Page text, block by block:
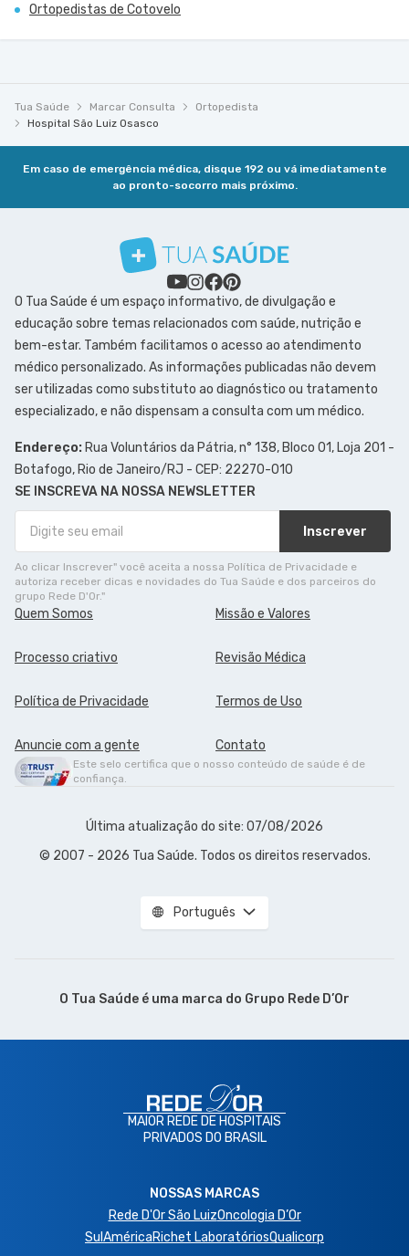
Ortopedistas de Cotovelo
Tua Saúde Marcar Consulta
Ortopedista
Hospital São Luiz Osasco
Em caso de emergência médica, disque 192 ou vá imediatamente
ao pronto-socorro mais próximo.
O Tua Saúde é um espaço informativo, de divulgação e
educação sobre temas relacionados com saúde, nutrição e
bem-estar. Também facilitamos o acesso ao atendimento
médico personalizado. As informações publicadas não devem
ser utilizadas como substituto ao diagnóstico ou tratamento
especializado, e não dispensam a consulta com um médico.
Endereço: Rua Voluntários da Pátria, n° 138, Bloco 01, Loja 201 -
Botafogo, Rio de Janeiro/RJ - CEP: 22270-010
SE INSCREVA NA NOSSA NEWSLETTER
Inscrever
Ao clicar Inscrever" você aceita a nossa Política de Privacidade e
autoriza receber dicas e novidades do Tua Saúde e dos parceiros do
grupo Rede D'Or."
Quem Somos Missão e Valores
Processo criativo Revisão Médica
Política de Privacidade Termos de Uso
Anuncie com a gente Contato
Este selo certifica que o nosso conteúdo de saúde é de
confiança.
Última atualização do site: 07/08/2026
© 2007 - 2026 Tua Saúde. Todos os direitos reservados.
Português
O Tua Saúde é uma marca do Grupo Rede D’Or
MAIOR REDE DE HOSPITAIS
PRIVADOS DO BRASIL
NOSSAS MARCAS
Rede D'Or São LuizOncologia D’Or
SulAméricaRichet LaboratóriosQualicorp